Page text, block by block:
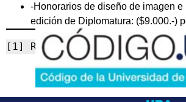
-Honorarios de diseño de imagen e
edición de Diplomatura: ($9.000.-)
[1] Resolución RESCS-2021-358-